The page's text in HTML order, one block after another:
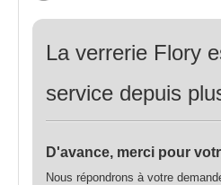
La verrerie Flory
service depuis
D'avance, merci pour
Nous répondrons à votre